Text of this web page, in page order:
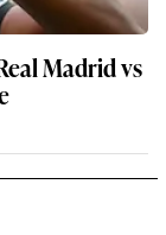
Madrid vs